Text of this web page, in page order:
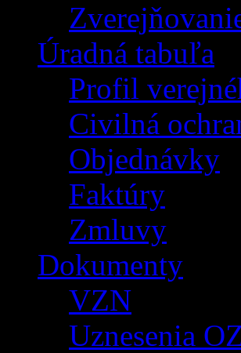
Úradná tabuľa
Profil
Civilná
Objednávky
Faktúry
Zmluvy
Dokumenty
VZN
Uznesenia